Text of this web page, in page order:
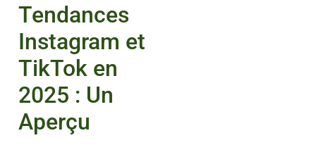
Tendances
Instagram et
TikTok en
2025 : Un
Aperçu